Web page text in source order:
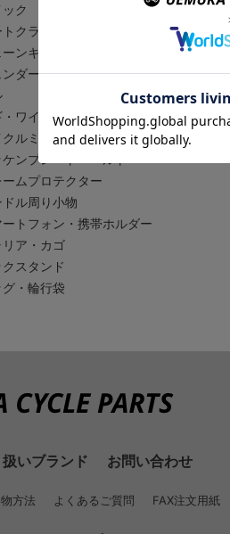
ク
クランプ
ンキャッチャー
ンダー
・ワイヤーロック
ルミラー
ンプレート・ベルト
ームプロテクター
ル周り小物
ートフォン・携帯ホルダー
リア・カゴ
クスタンド
グ・輪行袋
いブランド お問い合わせ
方法 よくあるご質問 FAX注文用紙